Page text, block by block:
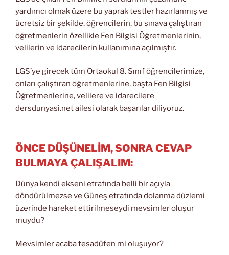
yardımcı olmak üzere bu yaprak testler hazırlanmış ve
ücretsiz bir şekilde, öğrencilerin, bu sınava çalıştıran
öğretmenlerin özellikle Fen Bilgisi Öğretmenlerinin,
velilerin ve idarecilerin kullanımına açılmıştır.
LGS’ye girecek tüm Ortaokul 8. Sınıf öğrencilerimize,
onları çalıştıran öğretmenlerine, başta Fen Bilgisi
Öğretmenlerine, velilere ve idarecilere
dersdunyasi.net ailesi olarak başarılar diliyoruz.
ÖNCE DÜŞÜNELİM, SONRA CEVAP
BULMAYA ÇALIŞALIM:
Dünya kendi ekseni etrafında belli bir açıyla
döndürülmezse ve Güneş etrafında dolanma düzlemi
üzerinde hareket ettirilmeseydi mevsimler oluşur
muydu?
Mevsimler acaba tesadüfen mi oluşuyor?